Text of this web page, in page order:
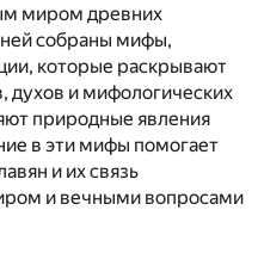
миром древних
собраны мифы,
которые раскрывают
духов и мифологических
природные явления
в эти мифы помогает
и их связь
и вечными вопросами